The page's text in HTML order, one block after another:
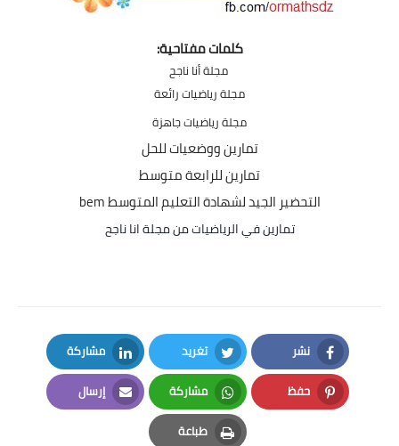
كلمات مفتاحية:
مجلة أنا ناجح
مجلة رياضيات رائعة
مجلة رياضيات جاهزة
تمارين ووضعيات للحل
تمارين للرابعة متوسط
التحضير الجيد لشهادة التعليم المتوسط bem
تمارين في الرياضيات من مجلة انا ناجح
نشر
Facebook
تغريد
Twitter
مشاركة
LinkedIn
حفظ
Pinterest
مشاركة
Whatsapp
إرسال
Email
طباعة